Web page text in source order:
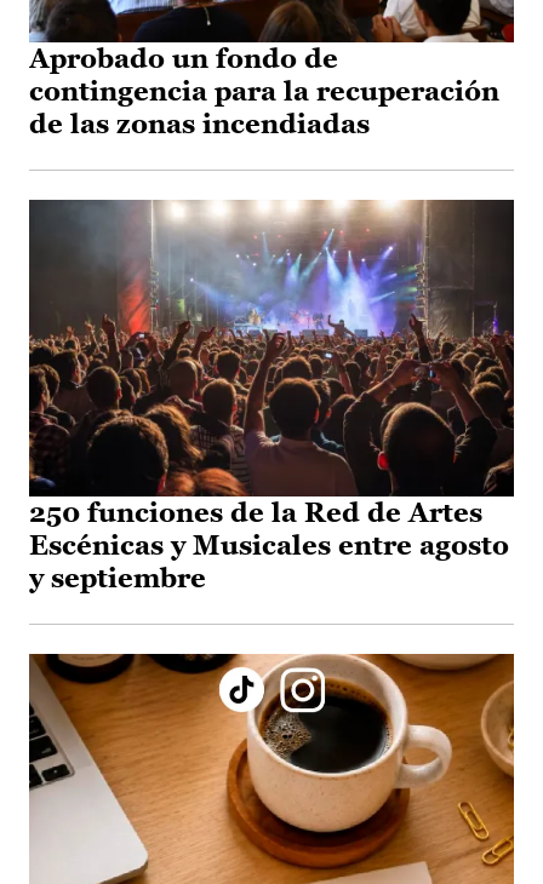
Aprobado un fondo de
contingencia para la recuperación
de las zonas incendiadas
250 funciones de la Red de Artes
Escénicas y Musicales entre agosto
y septiembre